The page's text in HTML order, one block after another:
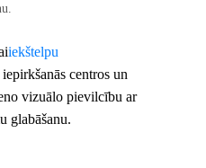
iekštelpu
centros un
vizuālo pievilcību ar
glabāšanu.